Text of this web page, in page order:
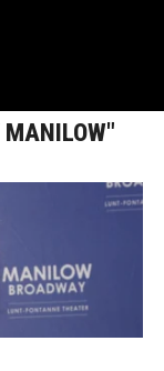
MANILOW"